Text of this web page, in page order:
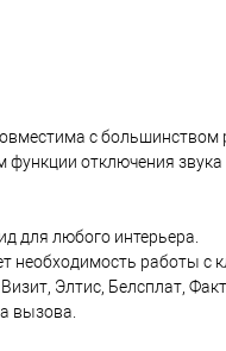
с
отключения
для любого интерьера.
необходимость работы
Элтис, Белсплат,
вызова.